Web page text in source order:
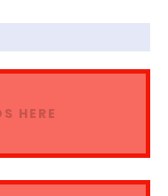
HERE